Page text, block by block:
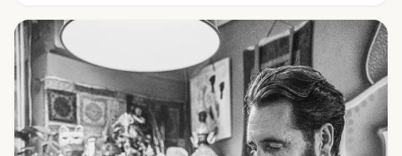
bedeuten und warum du sie niemals einfach aus dem
Internet kopieren lassen solltest.